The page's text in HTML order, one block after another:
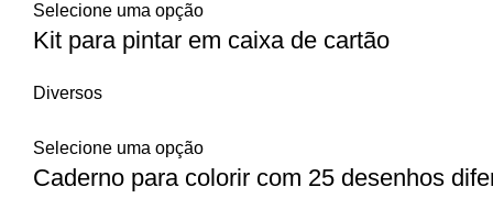
Selecione uma opção
Kit para pintar em caixa de cartão
Diversos
Selecione uma opção
Caderno para colorir com 25 desenhos